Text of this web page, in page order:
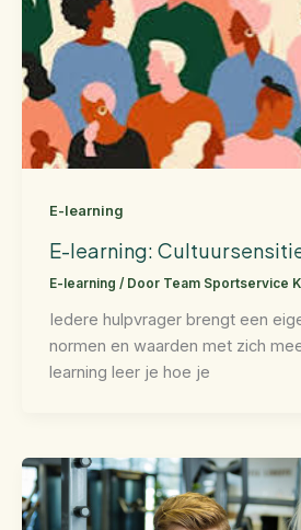
E-learning
E-learning:
E-learning / Door Team Sportservice
Iedere hulpvrager brengt een
normen en waarden met zich
learning leer je hoe je